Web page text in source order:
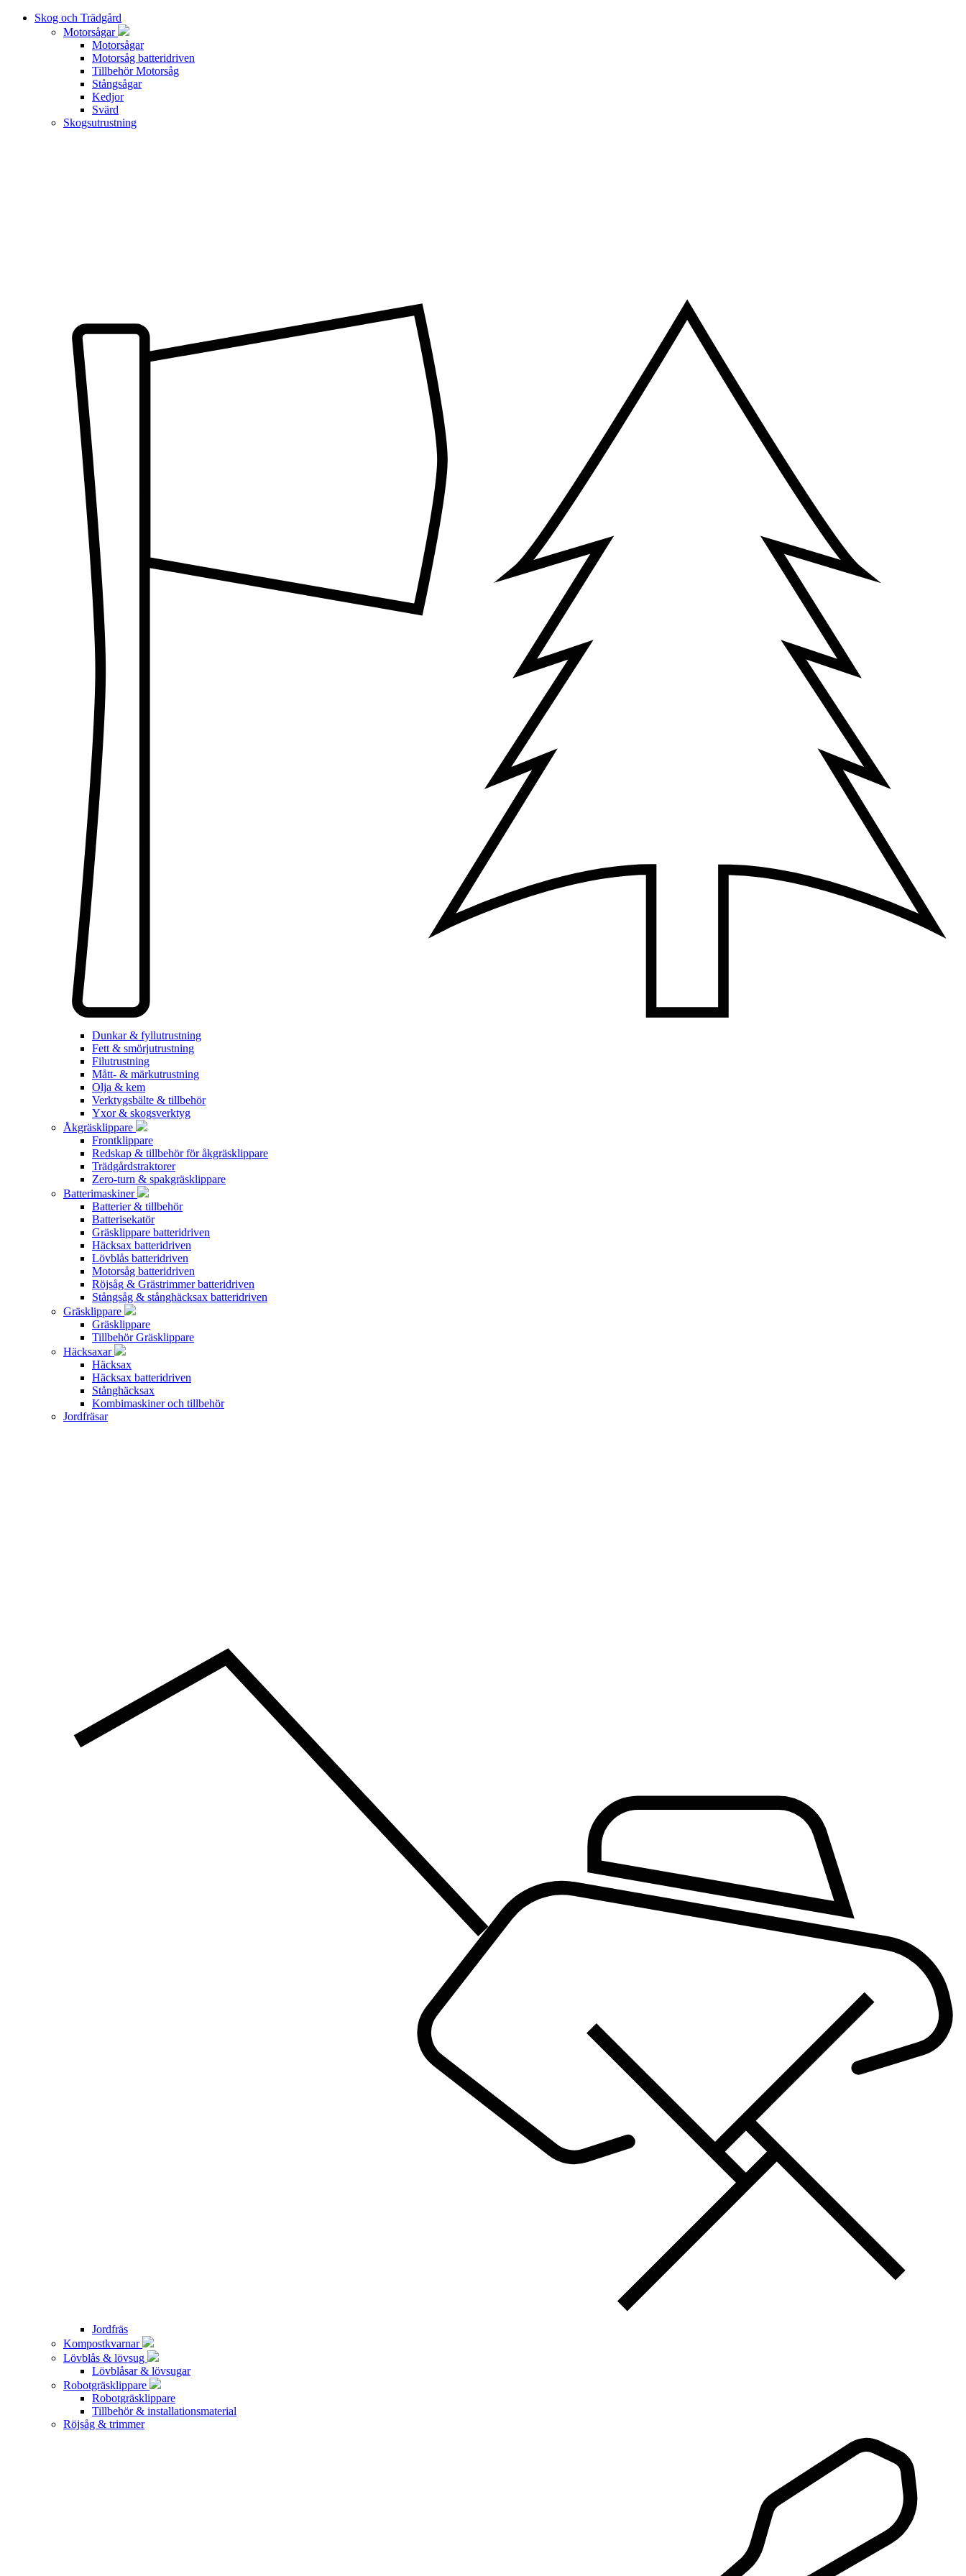
Skog och Trädgård
Motorsågar
Motorsågar
Motorsåg batteridriven
Tillbehör Motorsåg
Stångsågar
Kedjor
Svärd
Skogsutrustning
Dunkar & fyllutrustning
Fett & smörjutrustning
Filutrustning
Mått- & märkutrustning
Olja & kem
Verktygsbälte & tillbehör
Yxor & skogsverktyg
Åkgräsklippare
Frontklippare
Redskap & tillbehör för åkgräsklippare
Trädgårdstraktorer
Zero-turn & spakgräsklippare
Batterimaskiner
Batterier & tillbehör
Batterisekatör
Gräsklippare batteridriven
Häcksax batteridriven
Lövblås batteridriven
Motorsåg batteridriven
Röjsåg & Grästrimmer batteridriven
Stångsåg & stånghäcksax batteridriven
Gräsklippare
Gräsklippare
Tillbehör Gräsklippare
Häcksaxar
Häcksax
Häcksax batteridriven
Stånghäcksax
Kombimaskiner och tillbehör
Jordfräsar
Jordfräs
Kompostkvarnar
Lövblås & lövsug
Lövblåsar & lövsugar
Robotgräsklippare
Robotgräsklippare
Tillbehör & installationsmaterial
Röjsåg & trimmer